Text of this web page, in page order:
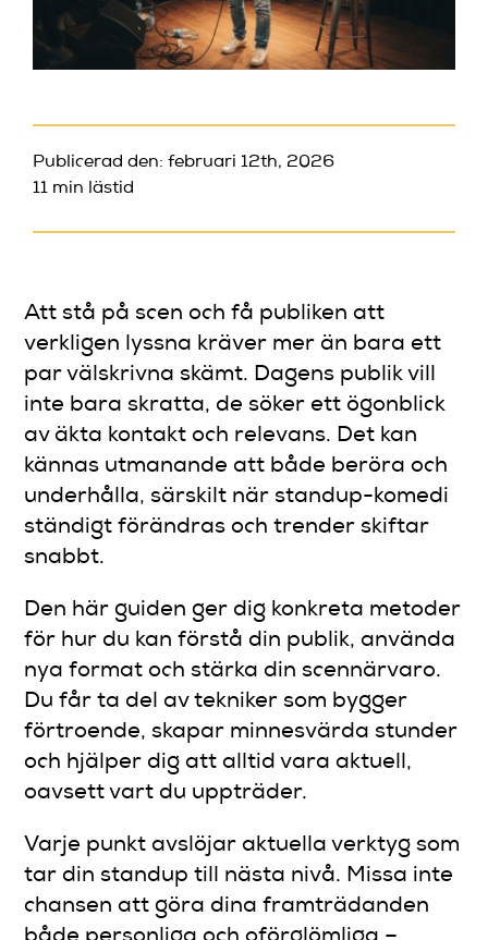
Publicerad den: februari 12th, 2026
11 min lästid
Att stå på scen och få publiken att
verkligen lyssna kräver mer än bara ett
par välskrivna skämt. Dagens publik vill
inte bara skratta, de söker ett ögonblick
av äkta kontakt och relevans. Det kan
kännas utmanande att både beröra och
underhålla, särskilt när standup-komedi
ständigt förändras och trender skiftar
snabbt.
Den här guiden ger dig konkreta metoder
för hur du kan förstå din publik, använda
nya format och stärka din scennärvaro.
Du får ta del av tekniker som bygger
förtroende, skapar minnesvärda stunder
och hjälper dig att alltid vara aktuell,
oavsett vart du uppträder.
Varje punkt avslöjar aktuella verktyg som
tar din standup till nästa nivå. Missa inte
chansen att göra dina framträdanden